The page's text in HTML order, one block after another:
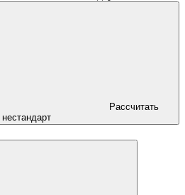
Рассчитать
нестандарт